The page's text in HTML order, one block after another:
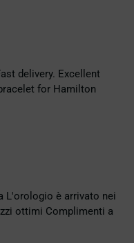
delivery. Excellent
for Hamilton
L'orologio è arrivato nei
ottimi Complimenti a